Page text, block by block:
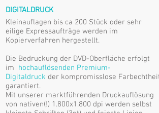
DIGITALDRUCK
Kleinauflagen bis ca 200 Stück oder sehr
eilige Expressaufträge werden im
Kopierverfahren hergestellt.
Die Bedruckung der DVD-Oberfläche erfolgt
im hochauflösenden Premium-
Digitaldruck der kompromisslose
garantiert.
Mit unserer marktführenden Druckauflösung
von nativen(!) 1.800x1.800 dpi werden selbst